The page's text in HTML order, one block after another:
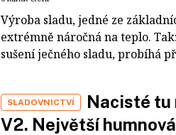
Výroba sladu, jedné ze
extrémně náročná na teplo.
sušení ječného sladu, probíhá
SLADOVNICTVÍ
Nacisté tu
V2. Největší